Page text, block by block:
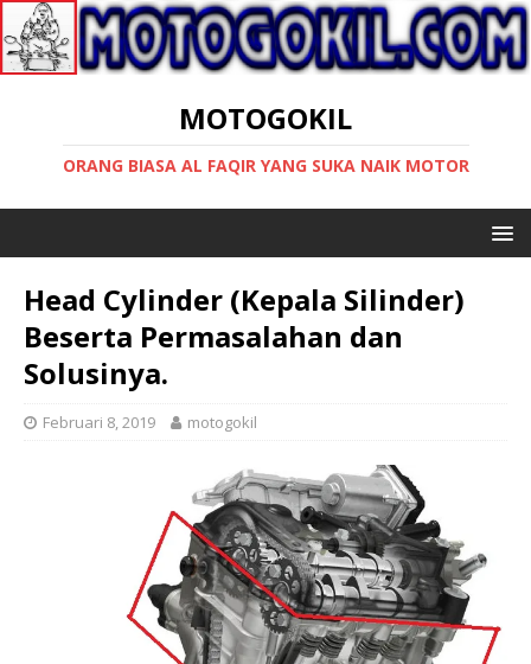
MOTOGOKIL
ORANG BIASA AL FAQIR YANG SUKA NAIK MOTOR
Head Cylinder (Kepala Silinder)
Beserta Permasalahan dan
Solusinya.
Februari 8, 2019 motogokil